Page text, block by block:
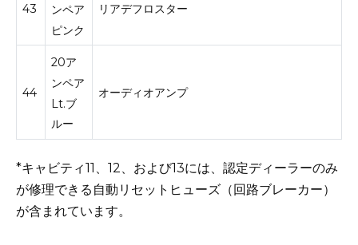
43
ンペア
ピンク
リアデフロスター
44
20ア
ンペア
Lt.ブ
ルー
オーディオアンプ
*キャビティ11、12、および13には、認定ディーラーのみ
が修理できる自動リセットヒューズ（回路ブレーカー）
が含まれています。